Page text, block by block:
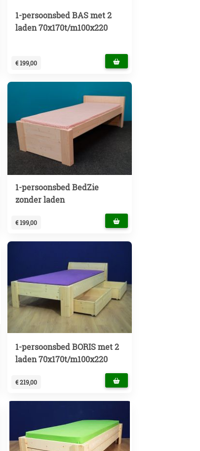
1-persoonsbed BAS met 2
laden 70x170t/m100x220
€ 199,00
1-persoonsbed BedZie
zonder laden
€ 199,00
1-persoonsbed BORIS met 2
laden 70x170t/m100x220
€ 219,00